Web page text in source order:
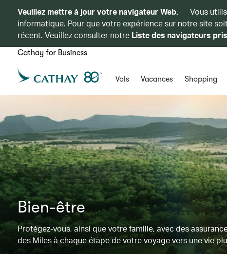
Veuillez mettre à jour votre navigateur Web.
Vous
informatique. Pour que votre expérience sur notre site
récent. Veuillez consulter notre Liste des navigateurs
Cathay for Business
Vols Vacances Shopping
Bien-être
Protégez-vous, ainsi que votre famille, avec des
des Miles à chaque étape de votre voyage vers une vie